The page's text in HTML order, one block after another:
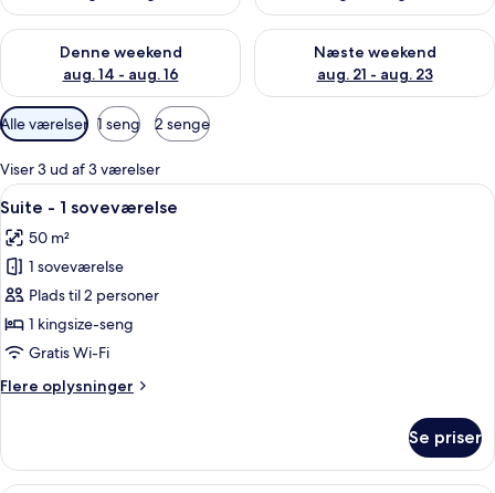
Denne weekend
aug. 14 - aug. 16
Tjek tilgængelighed for denne weekend aug. 14 - aug. 16
Næste weekend
aug. 21 - aug. 23
Tjek tilgængelighed for næste
Tilgængelige
filtre
for
værelser
Alle værelser 1 seng 2 senge
Viser 3 ud af 3 værelser
Indlæs
alle
billeder
af
Suite
-
1
Et hotelværelse med en stor seng,
18
Suite - 1 soveværelse
50 m²
1 soveværelse
Plads til 2 personer
1 kingsize-seng
Gratis Wi-Fi
Flere oplysninger
Flere
-
Se priser